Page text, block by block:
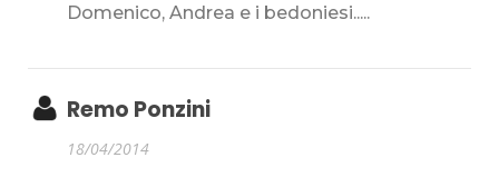
Domenico, Andrea e i bedoniesi.....
Remo Ponzini
18/04/2014